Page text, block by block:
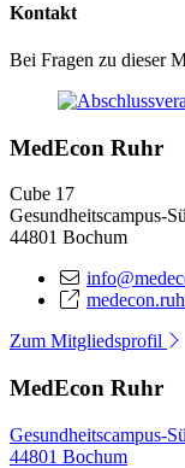
Kontakt
Bei Fragen zu dieser
MedEcon Ruhr
Cube 17
Gesundheitscampus-
44801 Bochum
Zum Mitgliedsprofil
MedEcon Ruhr
Gesundheitscampus-
44801 Bochum